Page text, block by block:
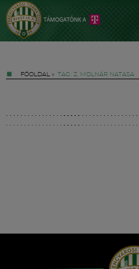
FŐOLDAL » TAG: Z. MOLNÁR NATASA
Hírek